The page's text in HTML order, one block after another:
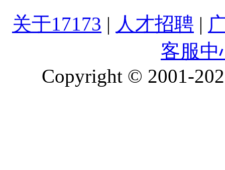
关于17173 | 人才招聘 |
客服中
Copyright © 2001-